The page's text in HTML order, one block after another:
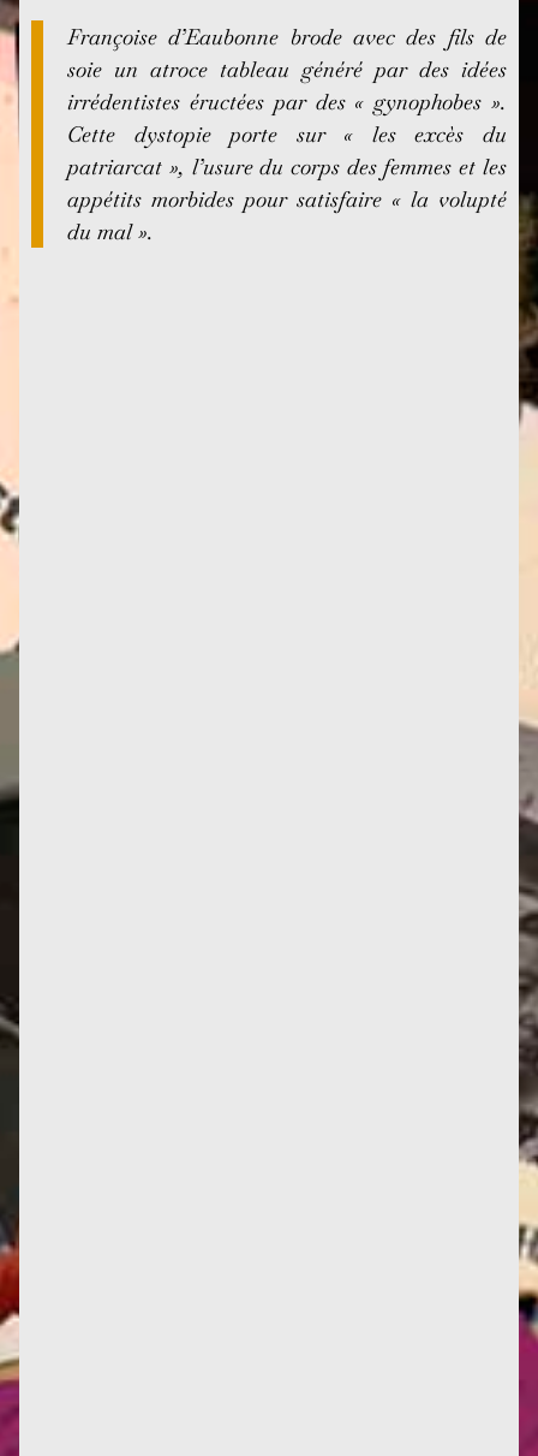
Françoise d’Eaubonne brode avec des fils de
soie un atroce tableau généré par des idées
irrédentistes éructées par des « gynophobes ».
Cette dystopie porte sur « les excès du
patriarcat », l’usure du corps des femmes et les
appétits morbides pour satisfaire « la volupté
du mal ».